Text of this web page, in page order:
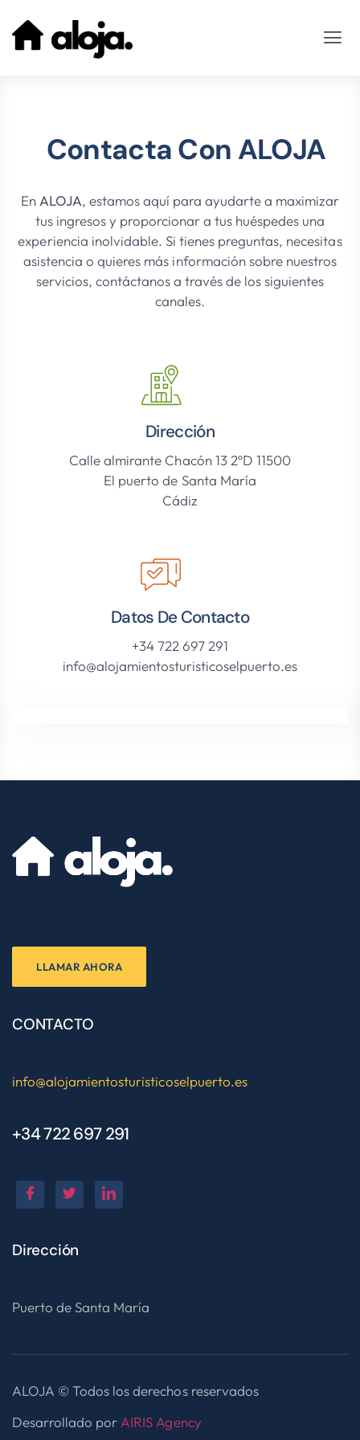
Contacta Con ALOJA
En ALOJA, estamos aquí para ayudarte a maximizar
tus ingresos y proporcionar a tus huéspedes una
experiencia inolvidable. Si tienes preguntas, necesitas
asistencia o quieres más información sobre nuestros
servicios, contáctanos a través de los siguientes
canales.
Dirección
Calle almirante Chacón 13 2ºD 11500
El puerto de Santa María
Cádiz
Datos De Contacto
+34 722 697 291
info@alojamientosturisticoselpuerto.es
LLAMAR AHORA
CONTACTO
info@alojamientosturisticoselpuerto.es
+34 722 697 291
Dirección
Puerto de Santa María
ALOJA © Todos los derechos reservados
Desarrollado porAIRIS Agency